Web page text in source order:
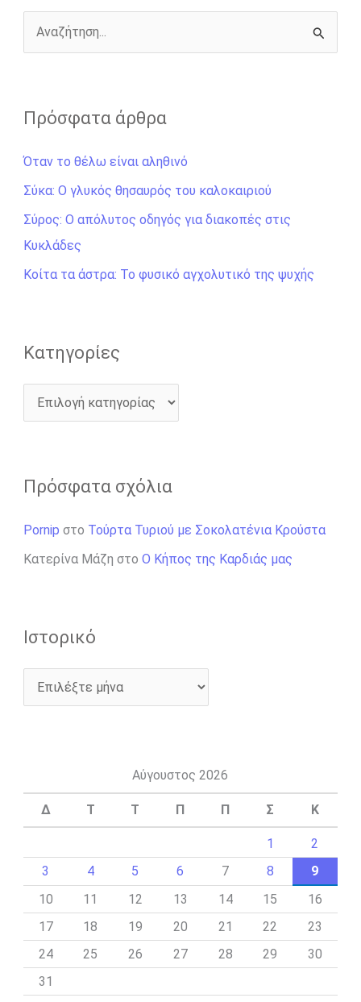
k
e
r
k
ζ
τ
η
σ
η
γ
Πρόσφατα άρθρα
Όταν το θέλω είναι αληθινό
Σύκα: Ο γλυκός θησαυρός του καλοκαιριού
Σύρος: Ο απόλυτος οδηγός για διακοπές στις
Κυκλάδες
Κοίτα τα άστρα: Το φυσικό αγχολυτικό της ψυχής
Kατηγορίες
Πρόσφατα σχόλια
Pornip στο Τούρτα Τυριού με Σοκολατένια Κρούστα
Κατερίνα Μάζη στο Ο Κήπος της Καρδιάς μας
Ιστορικό
Αύγουστος 2026
Δ Τ Τ Π Π Σ Κ
1
2
3
4 5 6 7 8
9
10
11 12 13 14 15
16
17
18 19 20 21 22
23
24
25 26 27 28 29
30
31